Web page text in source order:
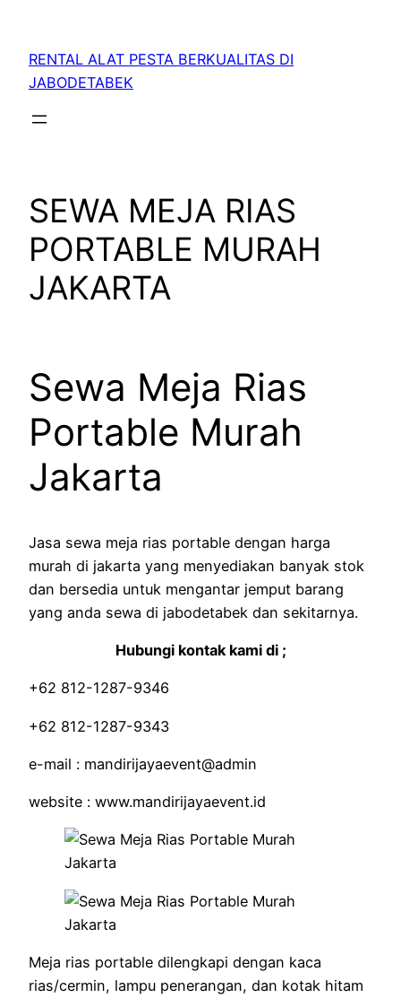
RENTAL ALAT PESTA BERKUALITAS DI
JABODETABEK
SEWA MEJA RIAS
PORTABLE MURAH
JAKARTA
Sewa Meja Rias
Portable Murah
Jakarta
Jasa sewa meja rias portable dengan harga
murah di jakarta yang menyediakan banyak stok
dan bersedia untuk mengantar jemput barang
yang anda sewa di jabodetabek dan sekitarnya.
Hubungi kontak kami di ;
+62 812-1287-9346
+62 812-1287-9343
e-mail : mandirijayaevent@admin
website : www.mandirijayaevent.id
Meja rias portable dilengkapi dengan kaca
rias/cermin, lampu penerangan, dan kotak hitam